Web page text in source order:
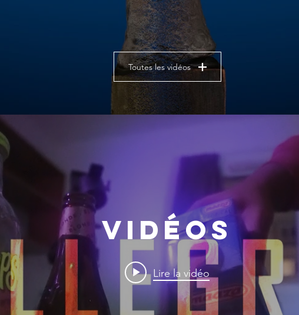
Toutes les vidéos
Vidéos
Lire la vidéo